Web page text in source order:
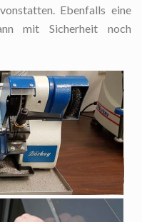
Ebenfalls eine
mit Sicherheit noch